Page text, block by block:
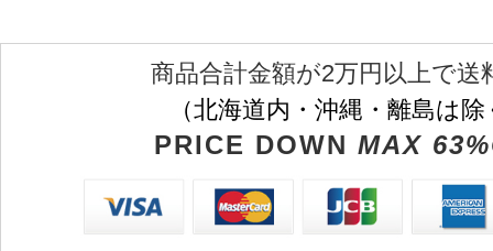
商品合計金額が2万円以上で送
（北海道内・沖縄・離島は
PRICE DOWN MAX